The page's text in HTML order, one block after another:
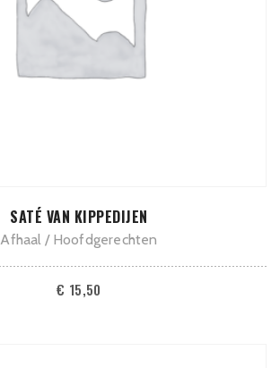
ADD TO CART
SATÉ VAN KIPPEDIJEN
Afhaal Hoofdgerechten
€ 15,50